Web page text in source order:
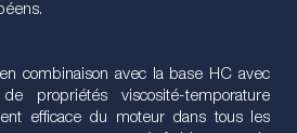
combinaison avec la base HC avec
propriétés viscosité-temporature
efficace du moteur dans tous les